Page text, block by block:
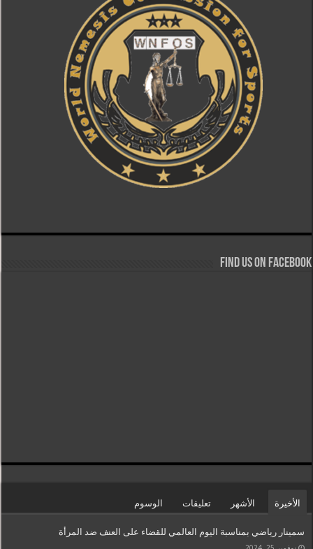
Find us on Facebook
الأخيرة الأشهر تعليقات الوسوم
سمينار رياضي بمناسبة اليوم العالمي للقضاء على العنف ضد المرأة